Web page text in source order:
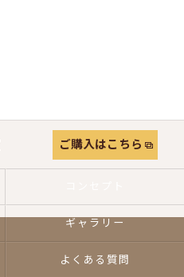
ご購入はこちら
ギャラリー
よくある質問